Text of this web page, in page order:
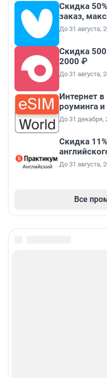
Скидка
заказ,
До 31 августа,
Скидка
2000 ₽
До 31 августа,
Интернет
роуминга
До 31 декабря,
Скидка
До 31 августа,
Все